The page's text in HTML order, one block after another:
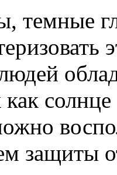
темные
солнце
защиты